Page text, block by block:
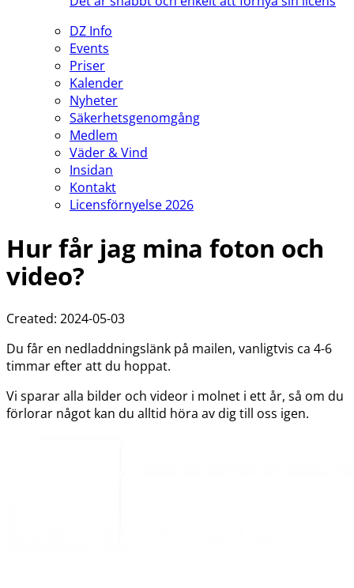
DZ Info
Events
Priser
Kalender
Nyheter
Säkerhetsgenomgång
Medlem
Väder & Vind
Insidan
Kontakt
Licensförnyelse 2026
Hur får jag mina foton och
video?
Created: 2024-05-03
Du får en nedladdningslänk på mailen, vanligtvis ca 4-6
timmar efter att du hoppat.
Vi sparar alla bilder och videor i molnet i ett år, så om du
förlorar något kan du alltid höra av dig till oss igen.